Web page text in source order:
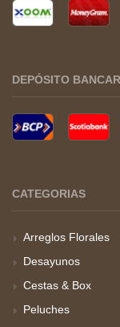
DEPÓSITO
CATEGORIAS
Arreglos Florales
Desayunos
Cestas & Box
Peluches